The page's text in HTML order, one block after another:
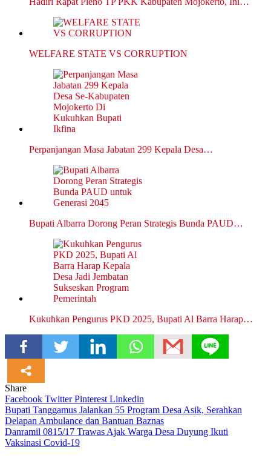
WELFARE STATE VS CORRUPTION
Perpanjangan Masa Jabatan 299 Kepala Desa…
Bupati Albarra Dorong Peran Strategis Bunda PAUD…
Kukuhkan Pengurus PKD 2025, Bupati Al Barra Harap…
Share
Facebook TwitterPinterest Linkedin
Navigasi
pos
Bupati Tanggamus Jalankan 55 Program Desa Asik, Serahkan
Delapan Ambulance dan Bantuan Baznas
Danramil 0815/17 Trawas Ajak Warga Desa Duyung Ikuti
Vaksinasi Covid-19